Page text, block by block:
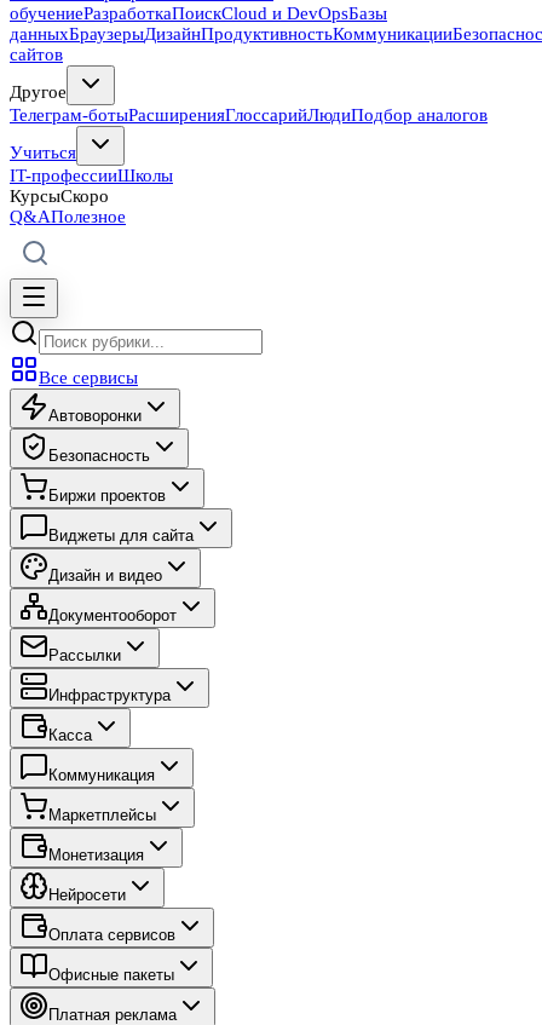
обучениеРазработкаПоискCloud и DevOpsБазы
данныхБраузерыДизайнПродуктивностьКоммуникации
сайтов
Другое
Телеграм-ботыРасширенияГлоссарийЛюдиПодбор аналогов
Учиться
IT-профессииШколы
КурсыСкоро
Q&AПолезное
Все сервисы
Автоворонки
Безопасность
Биржи проектов
Виджеты для сайта
Дизайн и видео
Документооборот
Рассылки
Инфраструктура
Касса
Коммуникация
Маркетплейсы
Монетизация
Нейросети
Оплата сервисов
Офисные пакеты
Платная реклама